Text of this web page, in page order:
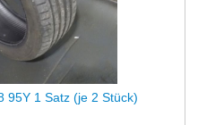
95Y 1 Satz (je 2 Stück)